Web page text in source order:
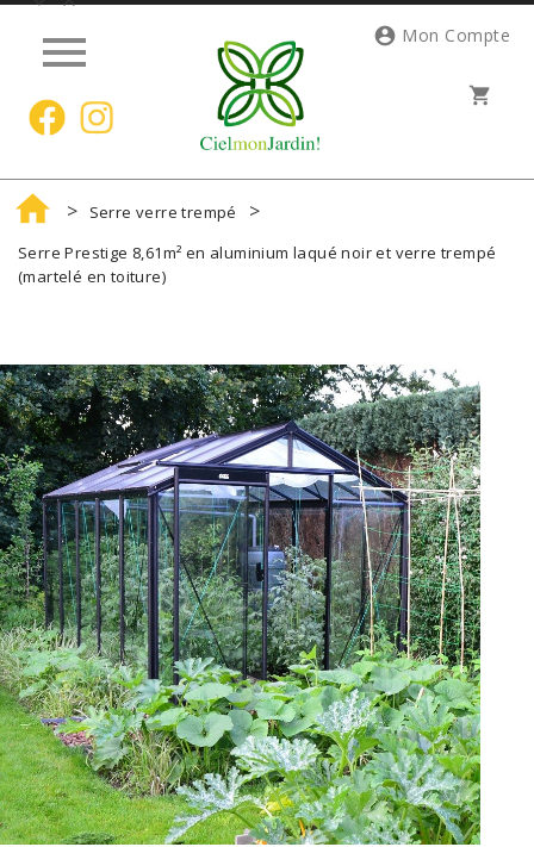

shopping_cart
 Mon Compte

Serre verre trempé
Serre Prestige 8,61m² en aluminium laqué noir et verre trempé
(martelé en toiture)